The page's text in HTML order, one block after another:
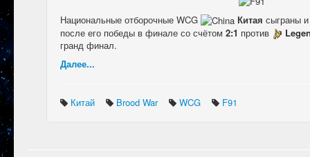
Национальные отборочные WCG Китая сыграны и
после его победы в финале со счётом 2:1 против
гранд финал.
Далее...
Китай Brood War WCG F91